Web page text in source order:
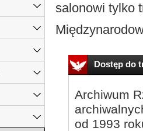
salonowi tylko
Dostęp do
Archiwum
od 1993